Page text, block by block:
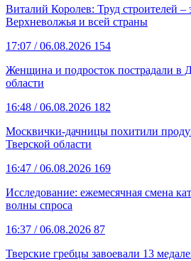
Виталий Королев: Труд строителей –
Верхневолжья и всей страны
17:07 / 06.08.2026 154
Женщина и подросток пострадали в
области
16:48 / 06.08.2026 182
Москвички-дачницы похитили
Тверской области
16:47 / 06.08.2026 169
Исследование: ежемесячная смена
волны спроса
16:37 / 06.08.2026 87
Тверские гребцы завоевали 13